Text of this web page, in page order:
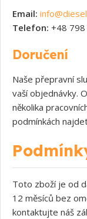
Email:
Telefon: +48
Doručení
Naše přepravní
vaší objednávky.
několika
podmínkách
Toto zboží je od
12 měsíců bez
kontaktujte náš